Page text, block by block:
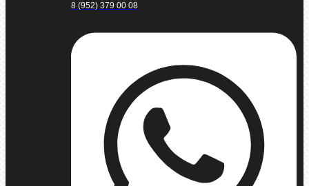
8 (952) 379 00 08